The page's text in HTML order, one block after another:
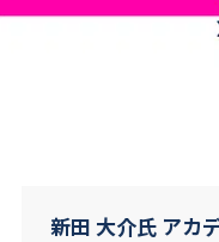
新田 大介氏 アカ